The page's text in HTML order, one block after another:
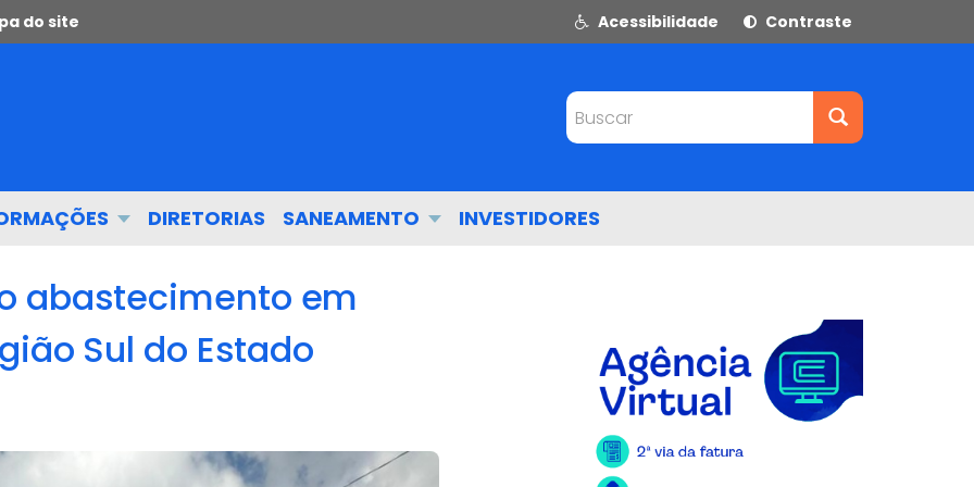
do site Acessibilidade Contraste
Buscar
DIRETORIAS SANEAMENTO INVESTIDORES
abastecimento em
Sul do Estado